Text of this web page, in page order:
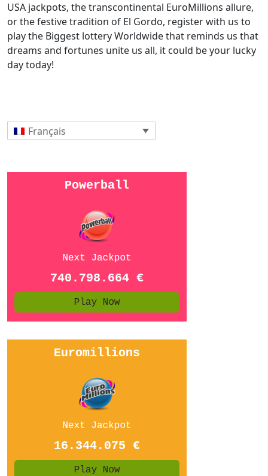
USA jackpots, the transcontinental EuroMillions allure,
or the festive tradition of El Gordo, register with us to
play the Biggest lottery Worldwide that reminds us that
dreams and fortunes unite us all, it could be your lucky
day today!
Français